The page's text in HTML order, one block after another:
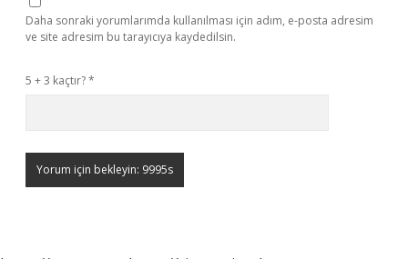
Daha sonraki yorumlarımda kullanılması için adım, e-posta adresim
ve site adresim bu tarayıcıya kaydedilsin.
5 + 3 kaçtır?*